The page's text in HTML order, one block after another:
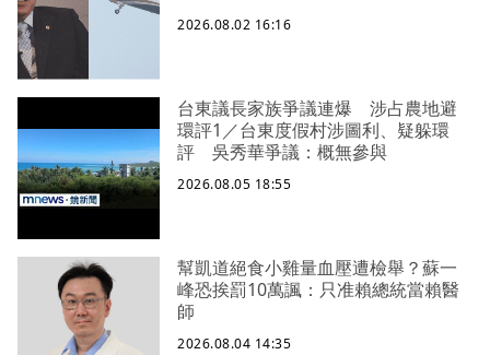
2026.08.02 16:16
台東議長家族爭議連爆 涉占農地避
環評1／台東度假村涉圖利、疑躲環
評 吳秀華爭議：概無參與
2026.08.05 18:55
幫凱道絕食小雞量血壓遭檢舉？蘇一
峰恐挨罰10萬諷：只准賴總統當賴醫
師
2026.08.04 14:35